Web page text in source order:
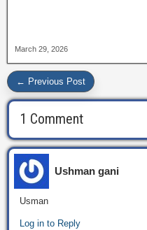
March 29, 2026
← Previous Post
1 Comment
Ushman gani
Usman
Log in to Reply